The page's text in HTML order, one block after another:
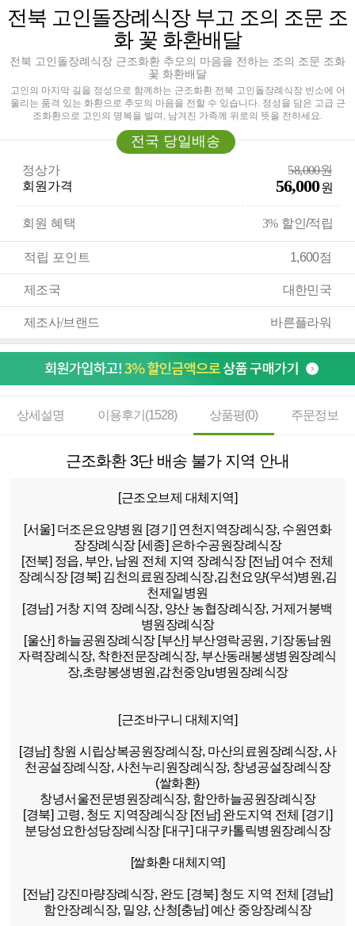
전북 고인돌장례식장 부고 조의 조문 조
화 꽃 화환배달
전북 고인돌장례식장 근조화환 추모의 마음을 전하는 조의 조문 조화
꽃 화환배달
고인의 마지막 길을 정성으로 함께하는 근조화환 전북 고인돌장례식장 빈소에 어
울리는 품격 있는 화환으로 추모의 마음을 전할 수 있습니다. 정성을 담은 고급 근
조화환으로 고인의 명복을 빌며, 남겨진 가족께 위로의 뜻을 전하세요.
전국 당일배송
정상가
58,000원
회원가격
56,000원
회원 혜택 3% 할인/적립
적립 포인트 1,600점
제조국 대한민국
제조사/브랜드 바른플라워
상세설명 이용후기(1528) 상품평(0) 주문정보
근조화환 3단 배송 불가 지역 안내
[근조오브제 대체지역]
[서울] 더조은요양병원 [경기] 연천지역장례식장, 수원연화
장장례식장 [세종] 은하수공원장례식장
[전북] 정읍, 부안, 남원 전체 지역 장례식장 [전남] 여수 전체
장례식장 [경북] 김천의료원장례식장,김천요양(우석)병원,김
천제일병원
[경남] 거창 지역 장례식장, 양산 농협장례식장, 거제거붕백
병원장례식장
[울산] 하늘공원장례식장 [부산] 부산영락공원, 기장동남원
자력장례식장, 착한전문장례식장, 부산동래봉생병원장례식
장,초량봉생병원,감천중앙u병원장례식장
[근조바구니 대체지역]
[경남] 창원 시립상복공원장례식장, 마산의료원장례식장, 사
천공설장례식장, 사천누리원장례식장, 창녕공설장례식장
(쌀화환)
창녕서울전문병원장례식장, 함안하늘공원장례식장
[경북] 고령, 청도 지역장례식장 [전남] 완도지역 전체 [경기]
분당성요한성당장례식장 [대구] 대구카톨릭병원장례식장
[쌀화환 대체지역]
[전남] 강진마량장례식장, 완도 [경북] 청도 지역 전체 [경남]
함안장례식장, 밀양, 산청[충남] 예산 중앙장례식장